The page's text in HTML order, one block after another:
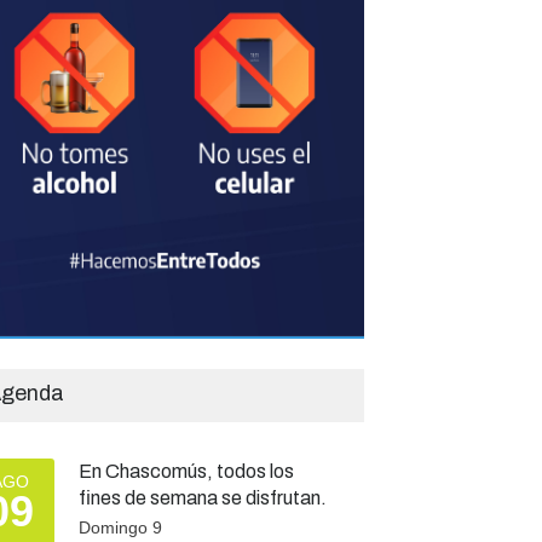
En Chascomús, todos los
fines de semana se disfrutan.
Domingo 9